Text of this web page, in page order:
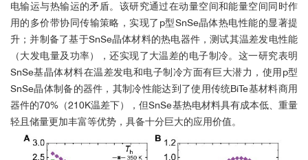
电输运与热输运的矛盾。该研究通过在动量空间和能量空间同时作
用的多价带协同传输策略，实现了p型SnSe晶体热电性能的显著提
升；并制备了基于SnSe晶体材料的热电器件，测试其温差发电性能
（大发电量及功率），还实现了大温差的电子制冷。这一研究表明
SnSe基晶体材料在温差发电和电子制冷方面有巨大潜力，使用p型
SnSe晶体制备的器件，其制冷性能达到了使用传统BiTe基材料商用
器件的70%（210K温差下），但SnSe基热电材料具有成本低、重量
轻且储量更加丰富等优势，具备十分巨大的应用价值。